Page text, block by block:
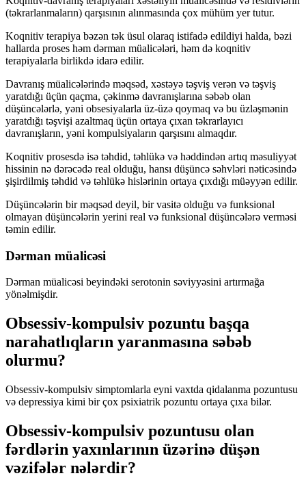
(təkrarlanmaların) qarşısının alınmasında çox mühüm yer tutur.
Koqnitiv terapiya bəzən tək üsul olaraq istifadə edildiyi halda, bəzi
hallarda proses həm dərman müalicələri, həm də koqnitiv
terapiyalarla birlikdə idarə edilir.
Davranış müalicələrində məqsəd, xəstəyə təşviş verən və təşviş
yaratdığı üçün qaçma, çəkinmə davranışlarına səbəb olan
düşüncələrlə, yəni obsesiyalarla üz-üzə qoymaq və bu üzləşmənin
yaratdığı təşvişi azaltmaq üçün ortaya çıxan təkrarlayıcı
davranışların, yəni kompulsiyaların qarşısını almaqdır.
Koqnitiv prosesdə isə təhdid, təhlükə və həddindən artıq məsuliyyət
hissinin nə dərəcədə real olduğu, hansı düşüncə səhvləri nəticəsində
şişirdilmiş təhdid və təhlükə hislərinin ortaya çıxdığı müəyyən edilir.
Düşüncələrin bir məqsəd deyil, bir vasitə olduğu və funksional
olmayan düşüncələrin yerini real və funksional düşüncələrə verməsi
təmin edilir.
Dərman müalicəsi
Dərman müalicəsi beyindəki serotonin səviyyəsini artırmağa
yönəlmişdir.
Obsessiv-kompulsiv pozuntu başqa
narahatlıqların yaranmasına səbəb
olurmu?
Obsessiv-kompulsiv simptomlarla eyni vaxtda qidalanma pozuntusu
və depressiya kimi bir çox psixiatrik pozuntu ortaya çıxa bilər.
Obsessiv-kompulsiv pozuntusu olan
fərdlərin yaxınlarının üzərinə düşən
vəzifələr nələrdir?